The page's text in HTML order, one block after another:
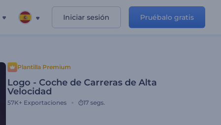
Iniciar sesión Pruébalo gratis
Plantilla Premium
Logo - Coche de Carreras de Alta
Velocidad
57K+ Exportaciones 17 segs.